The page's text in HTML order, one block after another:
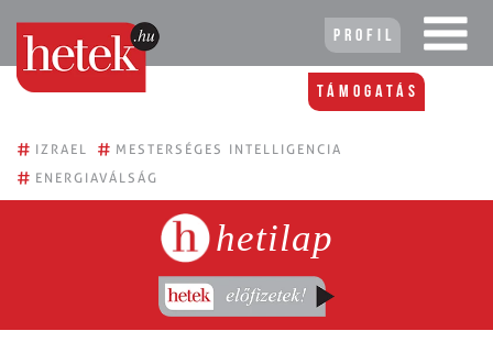
Profil
Támogatás
# IZRAEL # MESTERSÉGES INTELLIGENCIA
# ENERGIAVÁLSÁG
hetilap